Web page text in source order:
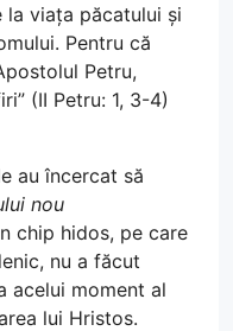
viața păcatului și
Pentru că
Petru,
(II Petru: 1, 3-4)
au încercat să
nou
chip hidos, pe care
nu a făcut
acelui moment al
lui Hristos.